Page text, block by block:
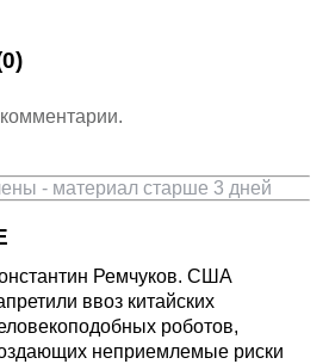
- материал старше 3 дней
Ремчуков. США
ввоз китайских
роботов,
неприемлемые риски